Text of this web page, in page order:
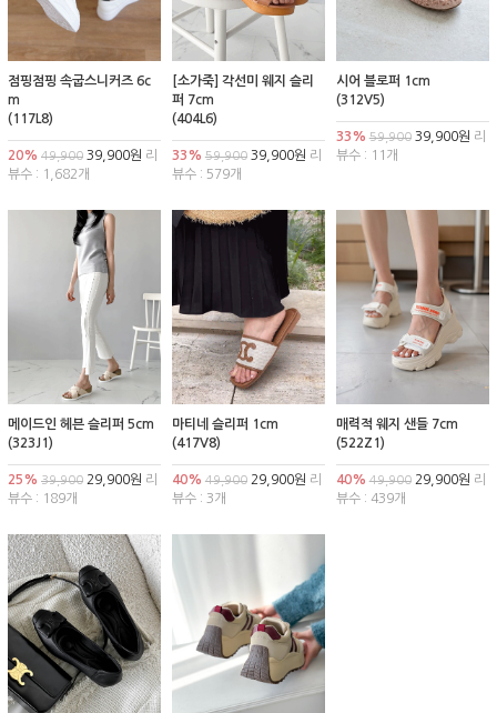
점핑점핑 속굽스니커즈 6c
m
(117L8)
20% 49,900 39,900원 리
뷰수 : 1,682개
[소가죽] 각선미 웨지 슬리
퍼 7cm
(404L6)
33% 59,90039,900원 리
뷰수 : 579개
시어 블로퍼 1cm
(312V5)
33% 59,90039,900원 리
뷰수 : 11개
메이드인 헤븐 슬리퍼 5cm
(323J1)
25% 39,900 29,900원 리
뷰수 : 189개
마티네 슬리퍼 1cm
(417V8)
40% 49,90029,900원 리
뷰수 : 3개
매력적 웨지 샌들 7cm
(522Z1)
40% 49,90029,900원 리
뷰수 : 439개